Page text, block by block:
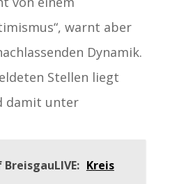
warnt aber
Dynamik.
Stellen liegt
damit unter
Kreis